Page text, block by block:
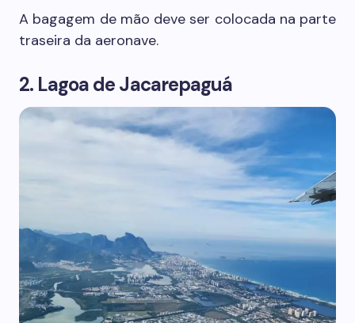
A bagagem de mão deve ser colocada na parte
traseira da aeronave.
2. Lagoa de Jacarepaguá